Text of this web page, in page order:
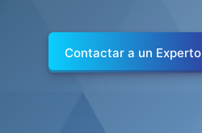
Contactar a un Experto